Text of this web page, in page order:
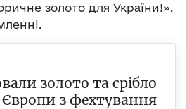
золото для України!»,
золото та срібло
Європи з фехтування